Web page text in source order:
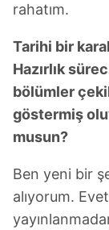
rahatım.
Tarihi bir
Hazırlık
bölümler
göstermiş
musun?
Ben yeni bir
alıyorum.